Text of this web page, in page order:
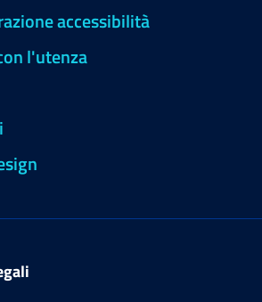
accessibilità
l'utenza